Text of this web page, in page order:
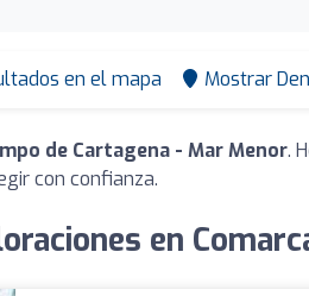
en el mapa Mostrar
de Cartagena - Mar Menor.
con confianza.
en